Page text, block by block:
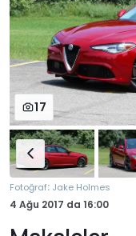
17
Fotoğraf: Jake Holmes
4 Ağu 2017 da 16:00